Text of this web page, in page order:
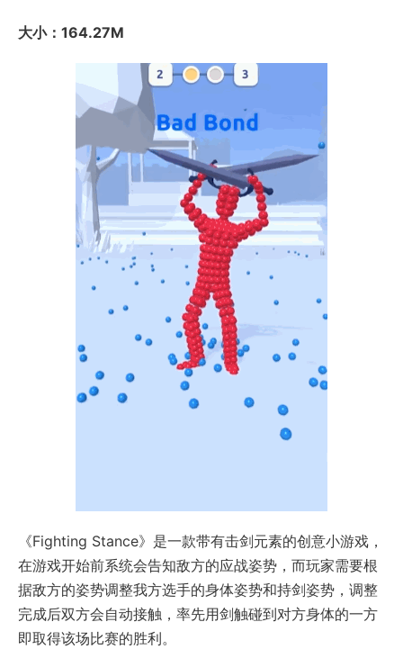
大小：164.27M
《Fighting Stance》是一款带有击剑元素的创意小游戏，
在游戏开始前系统会告知敌方的应战姿势，而玩家需要根
据敌方的姿势调整我方选手的身体姿势和持剑姿势，调整
完成后双方会自动接触，率先用剑触碰到对方身体的一方
即取得该场比赛的胜利。